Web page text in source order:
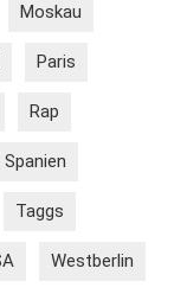
Moskau
Paris
Rap
Spanien
Taggs
Westberlin